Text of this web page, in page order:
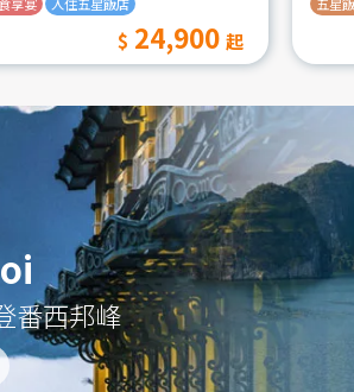
享宴 入住五星飯店
24,900
五星
番西邦峰